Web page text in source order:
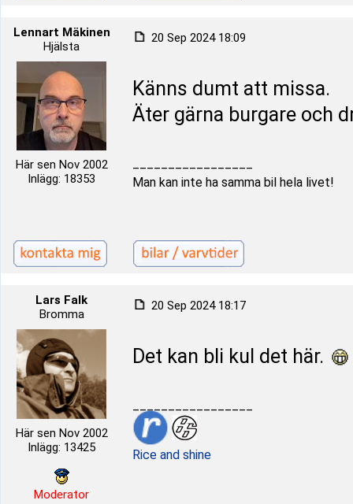
Lennart Mäkinen
Hjälsta
Här sen Nov 2002
Inlägg: 18353
20 Sep 2024 18:09
Känns dumt att missa.
Äter gärna burgare och
Man kan inte ha samma bil hela livet!
Lars Falk
Bromma
Här sen Nov 2002
Inlägg: 13425
Moderator
20 Sep 2024 18:17
Det kan bli kul det här.
Rice and shine